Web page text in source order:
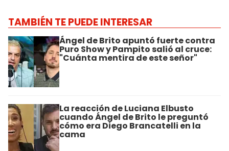
TAMBIÉN TE PUEDE INTERESAR
Ángel de Brito apuntó fuerte contra
Puro Show y Pampito salió al cruce:
"Cuánta mentira de este señor"
La reacción de Luciana Elbusto
cuando Ángel de Brito le preguntó
cómo era Diego Brancatelli en la
cama